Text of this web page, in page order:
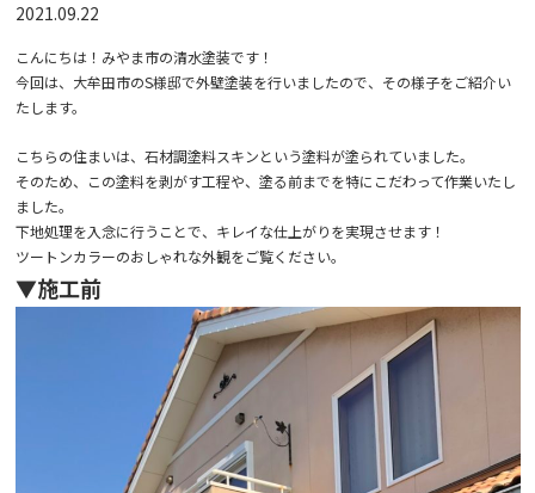
2021.09.22
こんにちは！みやま市の清水塗装です！
今回は、大牟田市のS様邸で外壁塗装を行いましたので、その様子をご紹介い
たします。
こちらの住まいは、石材調塗料スキンという塗料が塗られていました。
そのため、この塗料を剥がす工程や、塗る前までを特にこだわって作業いたし
ました。
下地処理を入念に行うことで、キレイな仕上がりを実現させます！
ツートンカラーのおしゃれな外観をご覧ください。
▼施工前